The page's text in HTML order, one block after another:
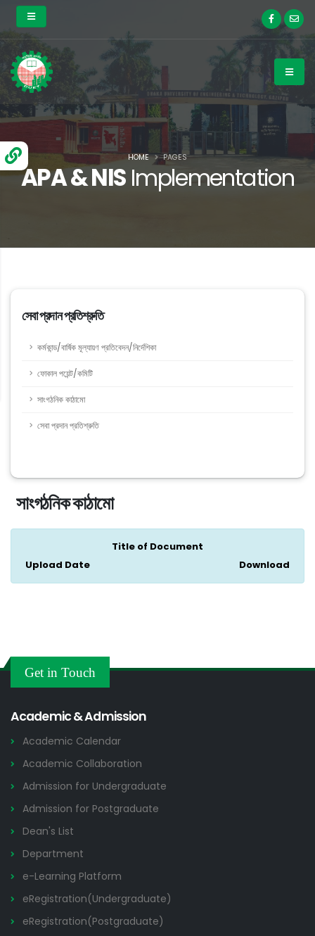
APA & NISImplementation
HOME PAGES
সাংগঠনিক কাঠামো
Title of Document
Upload Date
Download
সেবা প্রদান প্রতিশ্রুতি
কর্মকান্ড/বার্ষিক মূল্যায়ণ প্রতিবেদন/নির্দেশিকা
ফোকাল পয়েন্ট/কমিটি
সাংগঠনিক কাঠামো
সেবা প্রদান প্রতিশ্রুতি
Get in Touch
Academic & Admission
Academic Calendar
Academic Collaboration
Admission for Undergraduate
Admission for Postgraduate
Dean's List
Department
e-Learning Platform
eRegistration(Undergraduate)
eRegistration(Postgraduate)